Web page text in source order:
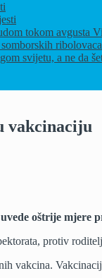
tokom avgusta
ribolovaca
svijetu, a ne da
vakcinaciju
oštrije mjere
protiv
vakcina.